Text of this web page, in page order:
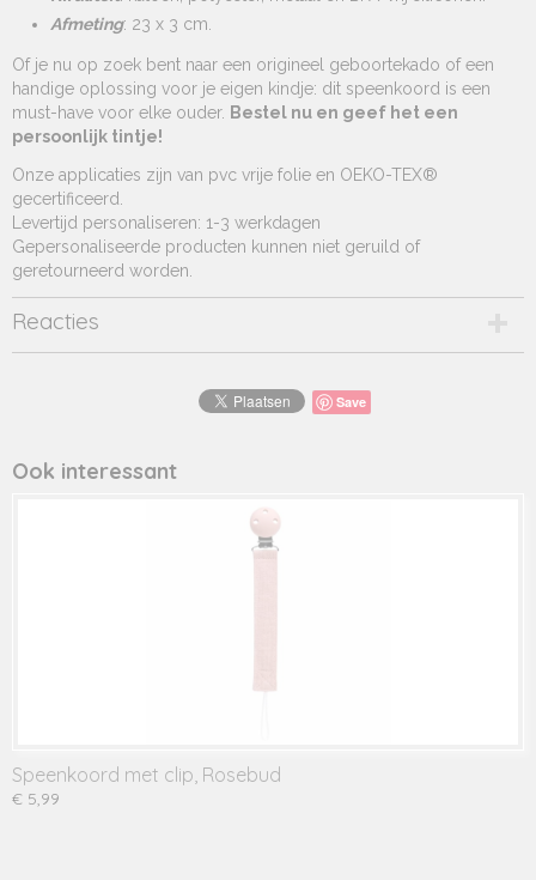
Afmeting: 23 x 3 cm.
Of je nu op zoek bent naar een origineel geboortekado of een
handige oplossing voor je eigen kindje: dit speenkoord is een
must-have voor elke ouder. Bestel nu en geef het een
persoonlijk tintje!
Onze applicaties zijn van pvc vrije folie en OEKO-TEX®
gecertificeerd.
Levertijd personaliseren: 1-3 werkdagen
Gepersonaliseerde producten kunnen niet geruild of
geretourneerd worden.
Reacties
Save
Ook interessant
Speenkoord met clip, Rosebud
€ 5,99